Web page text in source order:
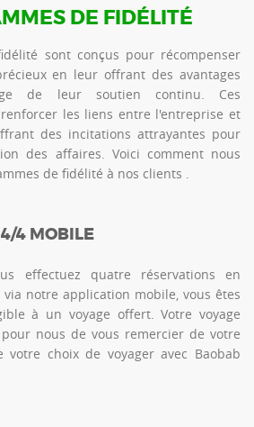
DE FIDÉLITÉ
sont conçus pour récompenser
en leur offrant des avantages
de leur soutien continu. Ces
les liens entre l'entreprise et
des incitations attrayantes pour
des affaires. Voici comment nous
de fidélité à nos clients .
4/4 MOBILE
effectuez quatre réservations en
via notre application mobile, vous êtes
à un voyage offert. Votre voyage
nous de vous remercier de votre
choix de voyager avec Baobab